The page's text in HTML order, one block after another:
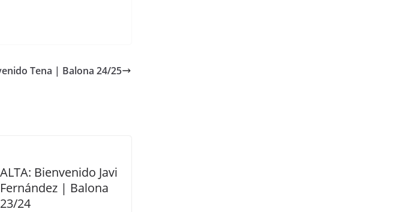
Tena | Balona 24/25
ALTA: Bienvenido Javi
Fernández | Balona
23/24